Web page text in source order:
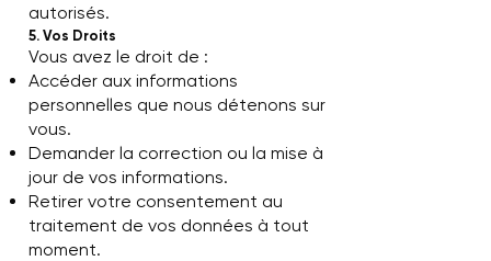
autorisés.
5. Vos Droits
Vous avez le droit de :
Accéder aux informations
personnelles que nous détenons sur
vous.
Demander la correction ou la mise à
jour de vos informations.
Retirer votre consentement au
traitement de vos données à tout
moment.